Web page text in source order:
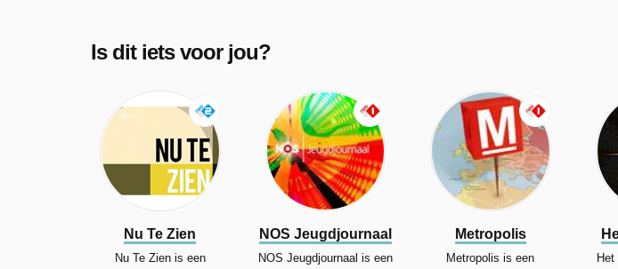
Is dit iets voor jou?
Nu Te Zien
Nu Te Zien is een
NOS Jeugdjournaal
NOS Jeugdjournaal is een
Metropolis
Metropolis is een
Het